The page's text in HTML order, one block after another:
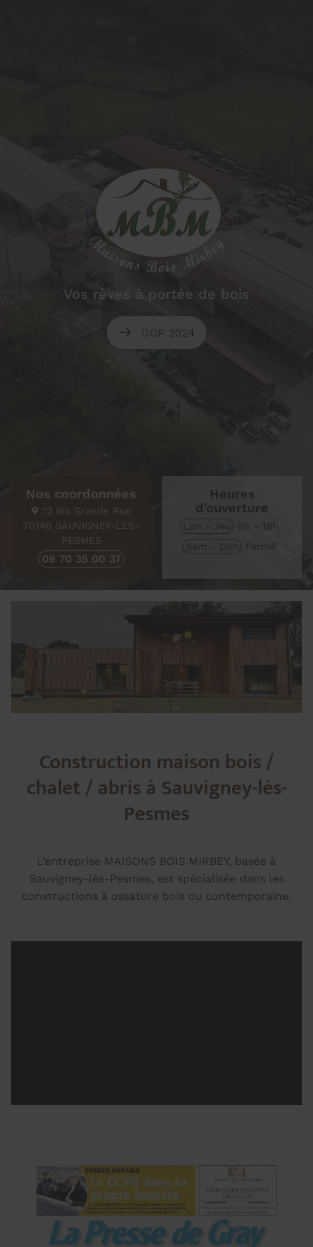
Vos rêves à portée de bois
Nos coordonnées
12 Bis Grande Rue
70140 SAUVIGNEY-LES-
PESMES
09 70 35 00 37
Heures
d'ouverture
Lun - Jeu
9h - 18h
Sam - Dim
Fermé
DOP 2024
Construction maison bois /
chalet / abris à Sauvigney-lès-
Pesmes
L’entreprise MAISONS BOIS MIRBEY, basée à
Sauvigney-lès-Pesmes, est spécialisée dans les
constructions à ossature bois ou contemporaine.